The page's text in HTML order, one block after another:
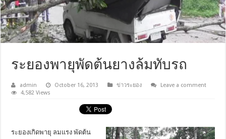
ระยองพายุพัดต้นยางล้มทับรถ
admin October 16, 2013 ข่าวระยอง
Leave a comment
4,582 Views
ระยองเกิดพายุ ลมแรง พัดต้น